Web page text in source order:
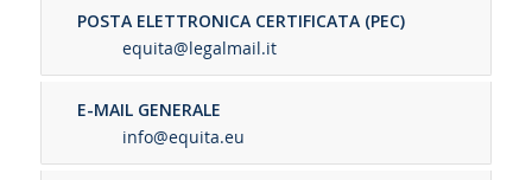
POSTA ELETTRONICA CERTIFICATA (PEC)
equita@legalmail.it
E-MAIL GENERALE
info@equita.eu